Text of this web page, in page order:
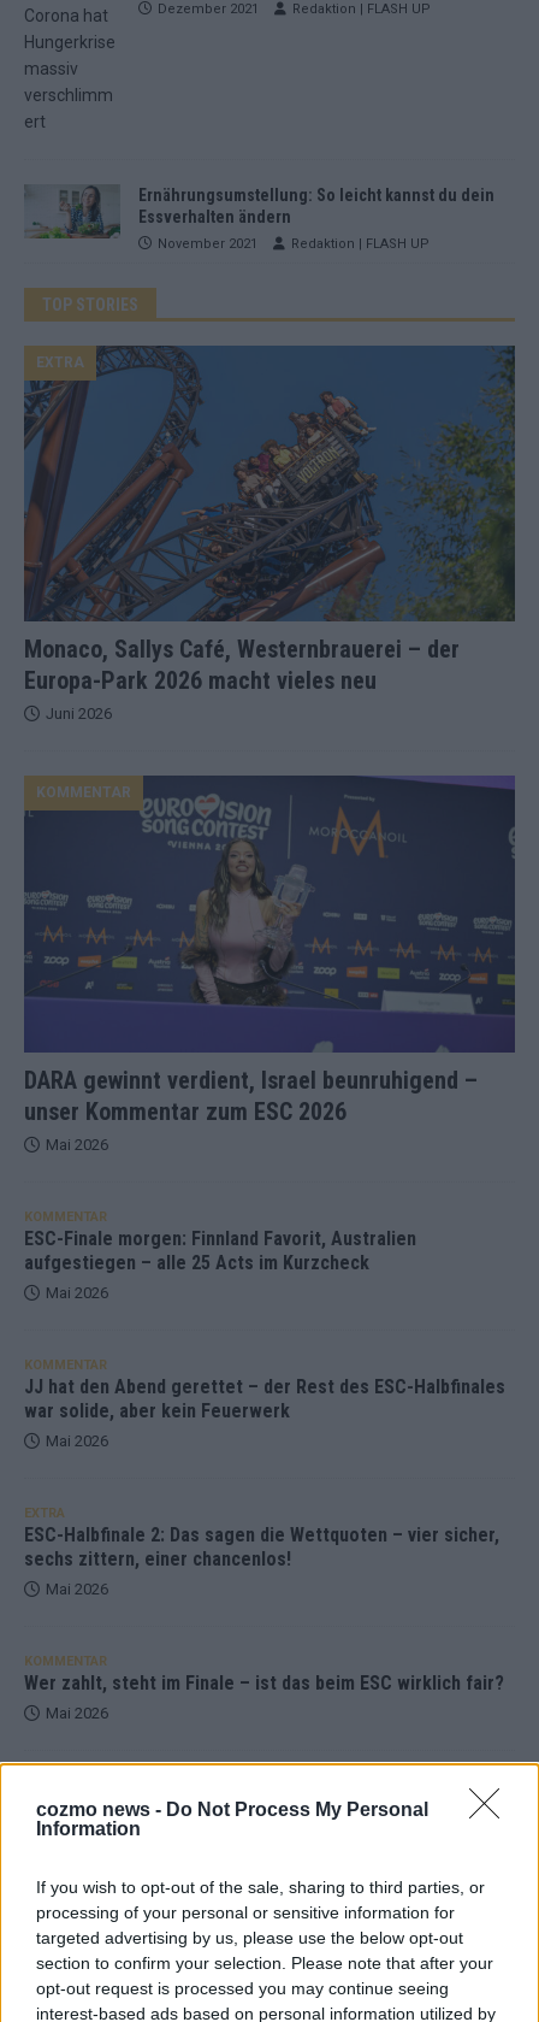
cozmo news - Do Not Process My Personal
Information
If you wish to opt-out of the sale, sharing to third parties, or
processing of your personal or sensitive information for
targeted advertising by us, please use the below opt-out
section to confirm your selection. Please note that after your
opt-out request is processed you may continue seeing
interest-based ads based on personal information utilized by
Dezember 2021 Redaktion | FLASH UP
Ernährungsumstellung: So leicht kannst du dein
Essverhalten ändern
November 2021 Redaktion | FLASH UP
TOP STORIES
Monaco, Sallys Café, Westernbrauerei – der
Europa-Park 2026 macht vieles neu
EXTRA
Juni 2026
DARA gewinnt verdient, Israel beunruhigend –
unser Kommentar zum ESC 2026
KOMMENTAR
Mai 2026
KOMMENTAR
ESC-Finale morgen: Finnland Favorit, Australien
aufgestiegen – alle 25 Acts im Kurzcheck
Mai 2026
KOMMENTAR
JJ hat den Abend gerettet – der Rest des ESC-Halbfinales
war solide, aber kein Feuerwerk
Mai 2026
EXTRA
ESC-Halbfinale 2: Das sagen die Wettquoten – vier sicher,
sechs zittern, einer chancenlos!
Mai 2026
KOMMENTAR
Wer zahlt, steht im Finale – ist das beim ESC wirklich fair?
Mai 2026
Eurovision Song Contest 2026: Das erste Halbfinale – der
Abend in Bildern
AD